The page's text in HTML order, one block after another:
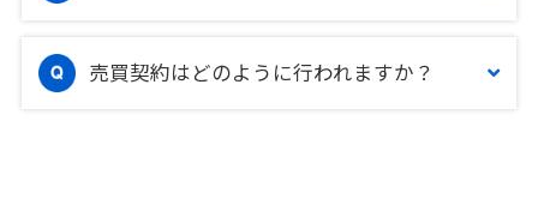
売買契約はどのように行われますか？